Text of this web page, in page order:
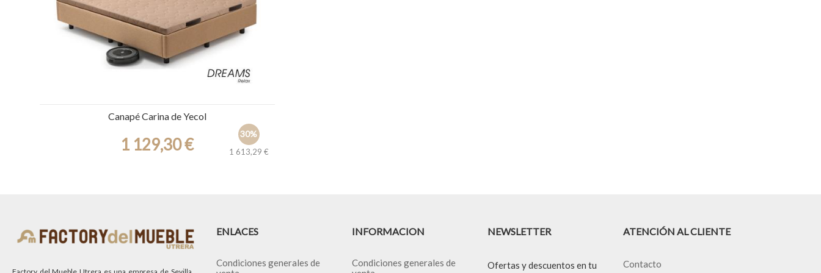
Canapé Carina de Yecol
30%
1 613,29 €
1 129,30 €
ENLACES
Condiciones generales de
INFORMACION
Condiciones generales de
NEWSLETTER
Ofertas y descuentos en tu
ATENCIÓN AL CLIENTE
Contacto